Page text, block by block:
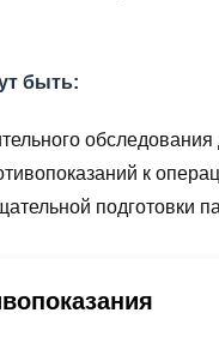
быть:
обследования
к
подготовки